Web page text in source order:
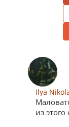
Ilya
из